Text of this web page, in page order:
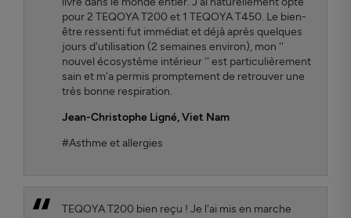
pour 2 TEQOYA T200 et 1 TEQOYA T450. Le bien-
être ressenti fut immédiat et déjà après quelques
jours d'utilisation (2 semaines environ), mon ''
nouvel écosystème intérieur '' est particulièrement
sain et m'a permis promptement de retrouver une
très bonne respiration.
Jean-Christophe Ligné, Viet Nam
#Asthme et allergies
TEQOYA T200 bien reçu ! Je l'ai mis en marche